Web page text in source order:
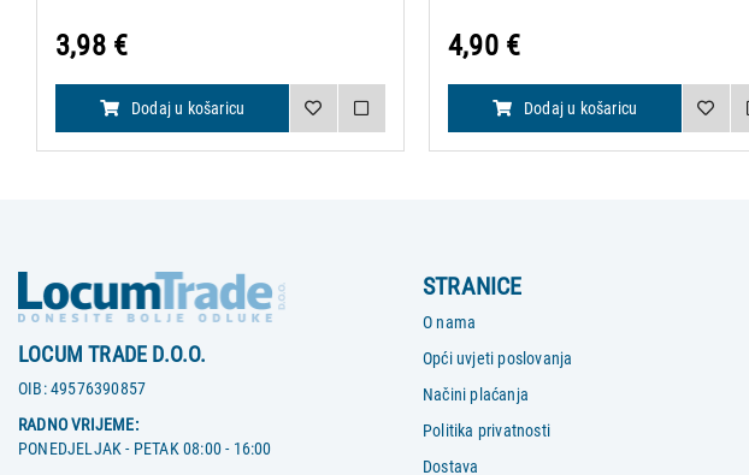
3,98 €
Dodaj u košaricu
4,90 €
Dodaj u košaricu
LOCUM TRADE D.O.O.
OIB:49576390857
RADNO VRIJEME:
PONEDJELJAK - PETAK 08:00 - 16:00
STRANICE
O nama
Opći uvjeti poslovanja
Načini plaćanja
Politika privatnosti
Dostava